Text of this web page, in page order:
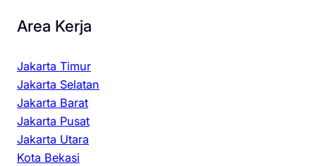
Area Kerja
Jakarta Timur
Jakarta Selatan
Jakarta Barat
Jakarta Pusat
Jakarta Utara
Kota Bekasi